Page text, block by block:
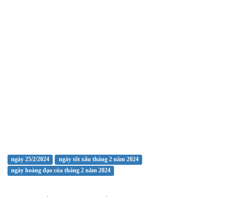
ngày 25/2/2024
ngày tốt xấu tháng 2 năm 2024
ngày hoàng đạo của tháng 2 năm 2024